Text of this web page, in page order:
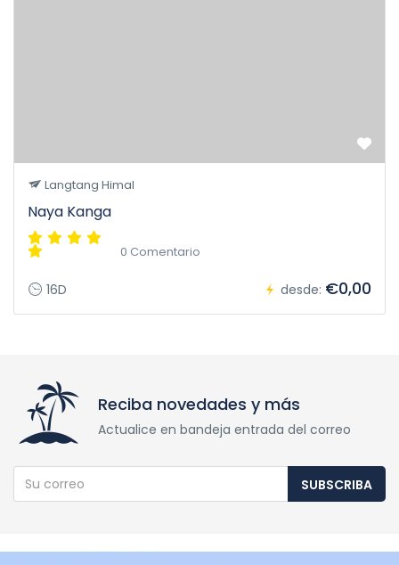
Langtang Himal
Naya Kanga
0 Comentario
16D desde: €0,00
Reciba novedades y más
Actualice en bandeja entrada del correo
SUBSCRIBA